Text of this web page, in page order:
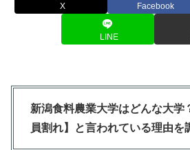
X Facebook
LINE
新潟食料農業大学はどんな大学
員割れ】と言われている理由を